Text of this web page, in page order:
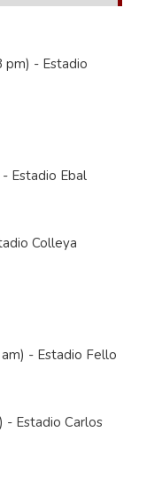
pm) - Estadio
Estadio Ebal
Colleya
- Estadio Fello
- Estadio Carlos